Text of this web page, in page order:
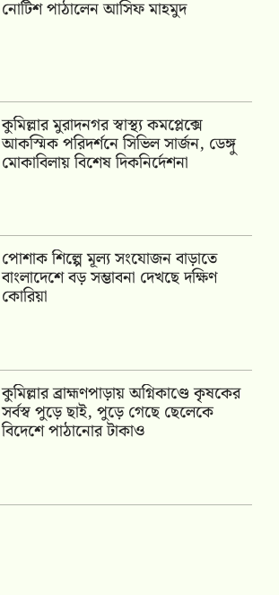
নোটিশ পাঠালেন আসিফ মাহমুদ
কুমিল্লার মুরাদনগর স্বাস্থ্য কমপ্লেক্সে
আকস্মিক পরিদর্শনে সিভিল সার্জন, ডেঙ্গু
মোকাবিলায় বিশেষ দিকনির্দেশনা
পোশাক শিল্পে মূল্য সংযোজন বাড়াতে
বাংলাদেশে বড় সম্ভাবনা দেখছে দক্ষিণ
কোরিয়া
কুমিল্লার ব্রাহ্মণপাড়ায় অগ্নিকাণ্ডে কৃষকের
সর্বস্ব পুড়ে ছাই, পুড়ে গেছে ছেলেকে
বিদেশে পাঠানোর টাকাও